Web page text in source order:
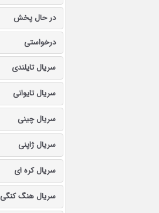
در حال پخش
درخواستی
سریال تایلندی
سریال تایوانی
سریال چینی
سریال ژاپنی
سریال کره ای
سریال هنگ کنگی